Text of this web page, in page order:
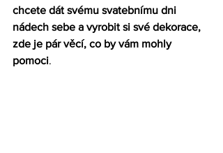
chcete dát svému svatebnímu dni
nádech sebe a vyrobit si své dekorace,
zde je pár věcí, co by vám mohly
pomoci.